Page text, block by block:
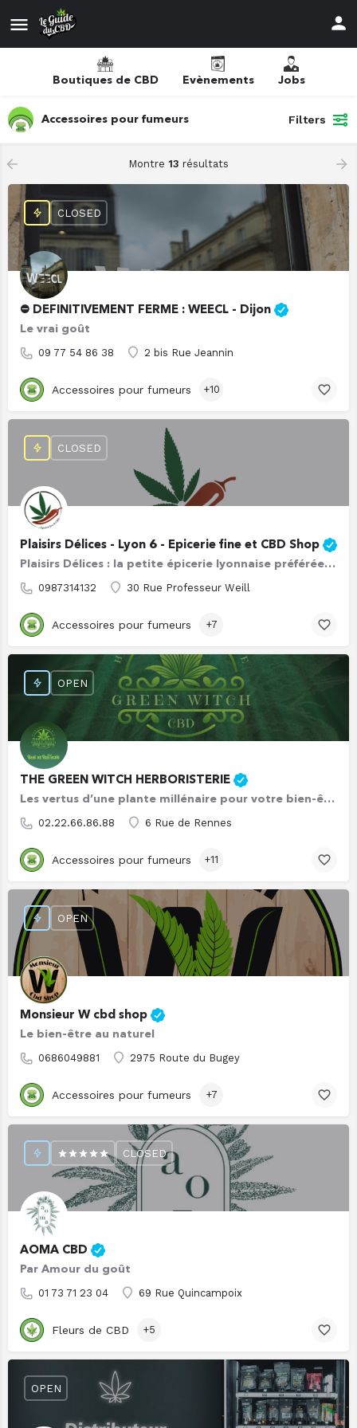
Boutiques de CBD Evènements Jobs
Accessoires pour fumeurs Filters
Montre 13 résultats
⛔️ DEFINITIVEMENT FERME : WEECL - Dijon
Le vrai goût
09 77 54 86 38 2 bis Rue Jeannin
CLOSED
Accessoires pour fumeurs +10
Plaisirs Délices - Lyon 6 - Epicerie fine et CBD Shop
Plaisirs Délices : la petite épicerie lyonnaise préférée des amateurs de CBD ! 💚 Si vous habitez…
0987314132 30 Rue Professeur Weill
CLOSED
Accessoires pour fumeurs +7
THE GREEN WITCH HERBORISTERIE
Les vertus d’une plante millénaire pour votre bien-être !
02.22.66.86.88 6 Rue de Rennes
OPEN
Accessoires pour fumeurs +11
Monsieur W cbd shop
Le bien-être au naturel
0686049881 2975 Route du Bugey
OPEN
Accessoires pour fumeurs +7
AOMA CBD
Par Amour du goût
01 73 71 23 04 69 Rue Quincampoix
CLOSED
Fleurs de CBD +5
OPEN